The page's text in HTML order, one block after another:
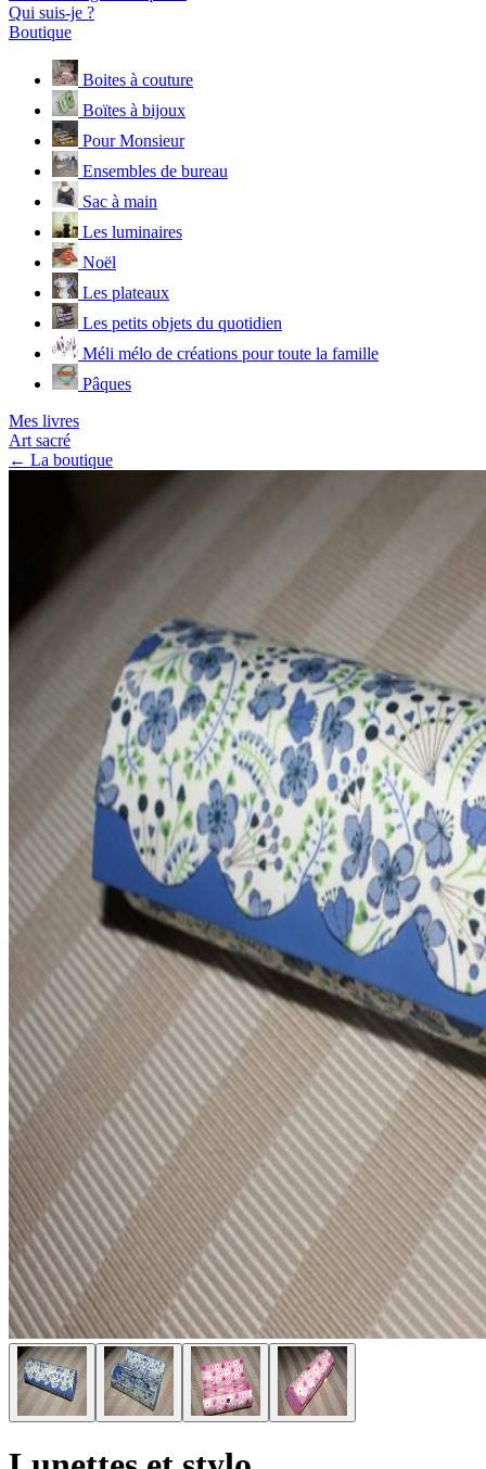
Qui suis-je ?
Boutique
Boites à couture
Boïtes à bijoux
Pour Monsieur
Ensembles de bureau
Sac à main
Les luminaires
Noël
Les plateaux
Les petits objets du quotidien
Méli mélo de créations pour toute la famille
Pâques
Mes livres
Art sacré
← La boutique